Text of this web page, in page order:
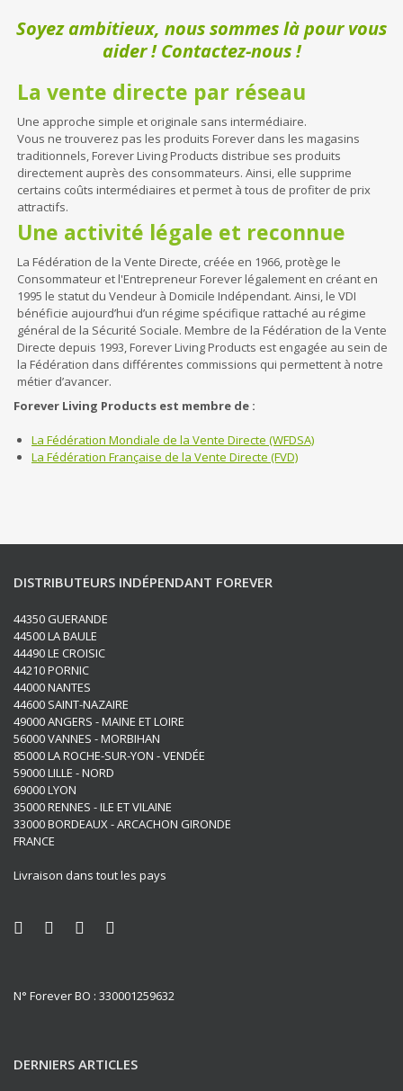
Soyez ambitieux, nous sommes là pour vous
aider ! Contactez-nous !
La vente directe par réseau
Une approche simple et originale sans intermédiaire.
Vous ne trouverez pas les produits Forever dans les magasins
traditionnels, Forever Living Products distribue ses produits
directement auprès des consommateurs. Ainsi, elle supprime
certains coûts intermédiaires et permet à tous de profiter de prix
attractifs.
Une activité légale et reconnue
La Fédération de la Vente Directe, créée en 1966, protège le
Consommateur et l'Entrepreneur Forever légalement en créant en
1995 le statut du Vendeur à Domicile Indépendant. Ainsi, le VDI
bénéficie aujourd’hui d’un régime spécifique rattaché au régime
général de la Sécurité Sociale. Membre de la Fédération de la Vente
Directe depuis 1993, Forever Living Products est engagée au sein de
la Fédération dans différentes commissions qui permettent à notre
métier d’avancer.
Forever Living Products est membre de :
La Fédération Mondiale de la Vente Directe (WFDSA)
La Fédération Française de la Vente Directe (FVD)
DISTRIBUTEURS INDÉPENDANT FOREVER
44350 GUERANDE
44500 LA BAULE
44490 LE CROISIC
44210 PORNIC
44000 NANTES
44600 SAINT-NAZAIRE
49000 ANGERS - MAINE ET LOIRE
56000 VANNES - MORBIHAN
85000 LA ROCHE-SUR-YON - VENDÉE
59000 LILLE - NORD
69000 LYON
35000 RENNES - ILE ET VILAINE
33000 BORDEAUX - ARCACHON GIRONDE
FRANCE
Livraison dans tout les pays
N° Forever BO : 330001259632
DERNIERS ARTICLES